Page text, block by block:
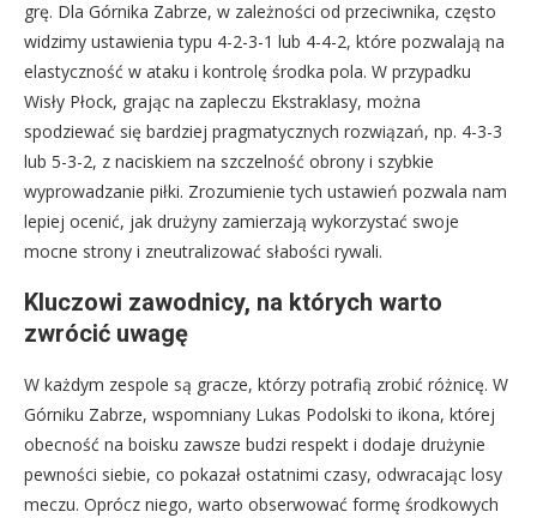
grę. Dla Górnika Zabrze, w zależności od przeciwnika, często
widzimy ustawienia typu 4-2-3-1 lub 4-4-2, które pozwalają na
elastyczność w ataku i kontrolę środka pola. W przypadku
Wisły Płock, grając na zapleczu Ekstraklasy, można
spodziewać się bardziej pragmatycznych rozwiązań, np. 4-3-3
lub 5-3-2, z naciskiem na szczelność obrony i szybkie
wyprowadzanie piłki. Zrozumienie tych ustawień pozwala nam
lepiej ocenić, jak drużyny zamierzają wykorzystać swoje
mocne strony i zneutralizować słabości rywali.
Kluczowi zawodnicy, na których warto
zwrócić uwagę
W każdym zespole są gracze, którzy potrafią zrobić różnicę. W
Górniku Zabrze, wspomniany Lukas Podolski to ikona, której
obecność na boisku zawsze budzi respekt i dodaje drużynie
pewności siebie, co pokazał ostatnimi czasy, odwracając losy
meczu. Oprócz niego, warto obserwować formę środkowych